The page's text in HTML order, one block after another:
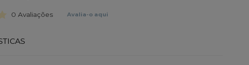
0 Avaliações Avalia-o aqui